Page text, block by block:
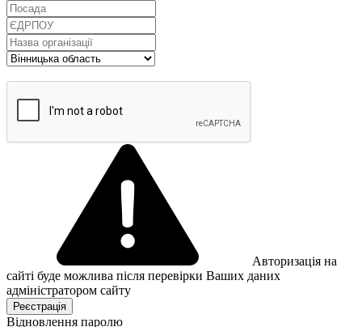
Авторизація на
сайті буде можлива після перевірки Ваших даних
адміністратором сайту
Відновлення паролю